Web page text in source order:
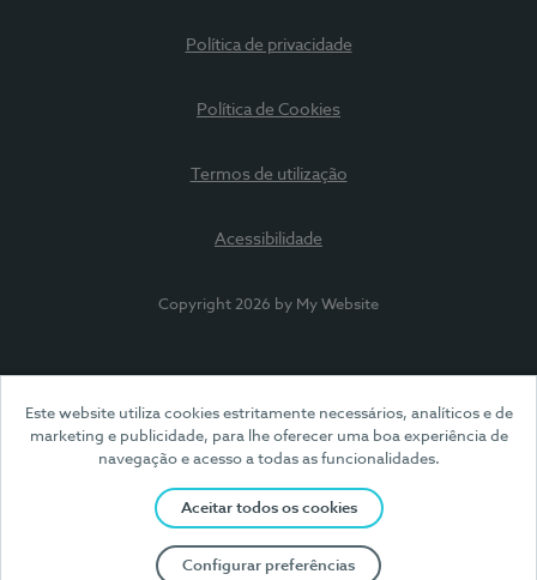
Este website utiliza cookies estritamente necessários, analíticos e de
marketing e publicidade, para lhe oferecer uma boa experiência de
navegação e acesso a todas as funcionalidades.
Aceitar todos os cookies
Configurar preferências
Política de privacidade
Política de Cookies
Termos de utilização
Acessibilidade
Copyright 2026 by My Website